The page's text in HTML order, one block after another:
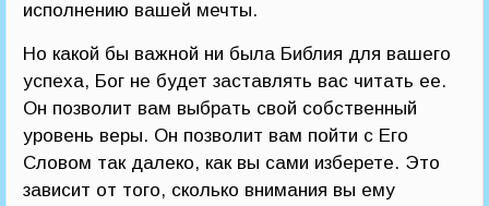
исполнению вашей мечты.
Но какой бы важной ни была Библия для вашего
успеха, Бог не будет заставлять вас читать ее.
Он позволит вам выбрать свой собственный
уровень веры. Он позволит вам пойти с Его
Словом так далеко, как вы сами изберете. Это
зависит от того, сколько внимания вы ему